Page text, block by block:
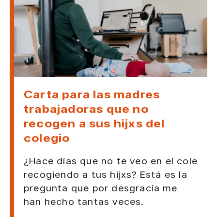
Carta para las madres
trabajadoras que no
recogen a sus hijxs del
colegio
¿Hace días que no te veo en el cole
recogiendo a tus hijxs? Está es la
pregunta que por desgracia me
han hecho tantas veces.